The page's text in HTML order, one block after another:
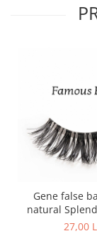
Gene false
natural
Famous
27,00